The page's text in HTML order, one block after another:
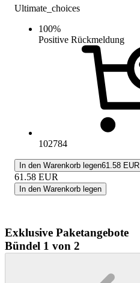
Ultimate_choices
100%
Positive Rückmeldung
102784
In den Warenkorb legen61.58 EUR
61.58 EUR
In den Warenkorb legen
Exklusive Paketangebote
Bündel 1 von 2